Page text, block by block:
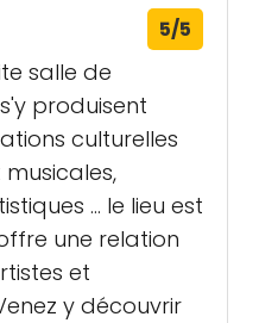
5/5
salle de
produisent
culturelles
... le lieu est
une relation
et
y découvrir